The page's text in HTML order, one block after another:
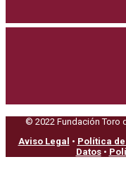
© 2022 Fundación Toro
Aviso Legal • Política
Datos•